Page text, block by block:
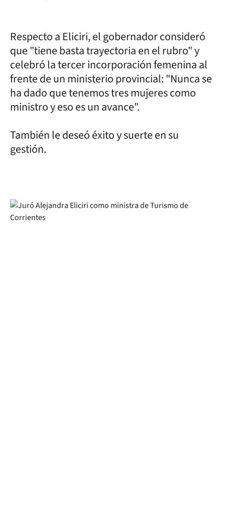
Respecto a Eliciri, el gobernador consideró
que "tiene basta trayectoria en el rubro" y
celebró la tercer incorporación femenina al
frente de un ministerio provincial: "Nunca se
ha dado que tenemos tres mujeres como
ministro y eso es un avance".
También le deseó éxito y suerte en su
gestión.